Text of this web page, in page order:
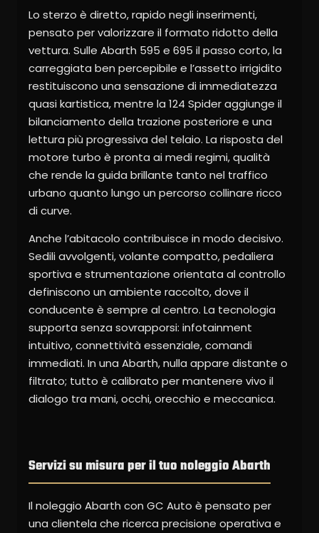
Lo sterzo è diretto, rapido negli inserimenti,
pensato per valorizzare il formato ridotto della
vettura. Sulle Abarth 595 e 695 il passo corto, la
carreggiata ben percepibile e l’assetto irrigidito
restituiscono una sensazione di immediatezza
quasi kartistica, mentre la 124 Spider aggiunge il
bilanciamento della trazione posteriore e una
lettura più progressiva del telaio. La risposta del
motore turbo è pronta ai medi regimi, qualità
che rende la guida brillante tanto nel traffico
urbano quanto lungo un percorso collinare ricco
di curve.
Anche l’abitacolo contribuisce in modo decisivo.
Sedili avvolgenti, volante compatto, pedaliera
sportiva e strumentazione orientata al controllo
definiscono un ambiente raccolto, dove il
conducente è sempre al centro. La tecnologia
supporta senza sovrapporsi: infotainment
intuitivo, connettività essenziale, comandi
immediati. In una Abarth, nulla appare distante o
filtrato; tutto è calibrato per mantenere vivo il
dialogo tra mani, occhi, orecchio e meccanica.
Servizi su misura per il tuo noleggio Abarth
Il noleggio Abarth con GC Auto è pensato per
una clientela che ricerca precisione operativa e